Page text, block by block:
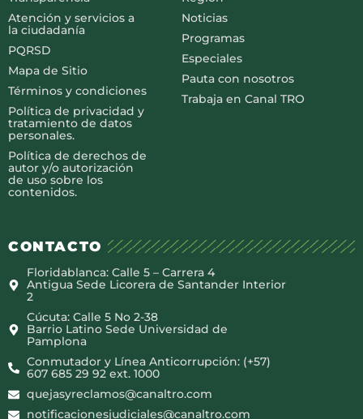
Atención y servicios a
la ciudadanía
PQRSD
Mapa de Sitio
Términos y condiciones
Política de privacidad y
tratamiento de datos
personales.
Política de derechos de
autor y/o autorización
de uso sobre los
contenidos.
Noticias
Programas
Especiales
Pauta con nosotros
Trabaja en Canal TRO
CONTACTO
Floridablanca: Calle 5 – Carrera 4
Antigua Sede Licorera de Santander Interior
2
Cúcuta: Calle 5 No 2-38
Barrio Latino Sede Universidad de
Pamplona
Conmutador y Línea Anticorrupción: (+57)
607 685 29 92 ext. 1000
quejasyreclamos@canaltro.com
notificacionesjudiciales@canaltro.com